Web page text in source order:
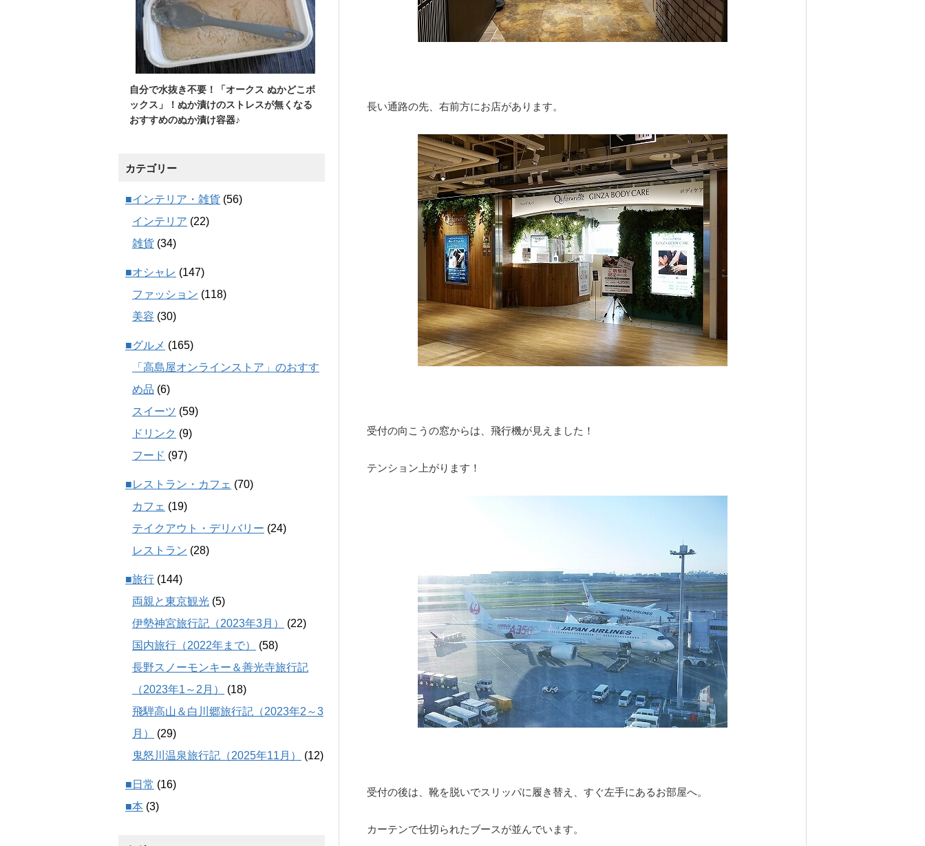
長い通路の先、右前方にお店があります。
受付の向こうの窓からは、飛行機が見えました！
テンション上がります！
受付の後は、靴を脱いでスリッパに履き替え、すぐ左手にあるお部屋へ。
カーテンで仕切られたブースが並んでいます。
自分で水抜き不要！「オークス ぬかどこボ
ックス」！ぬか漬けのストレスが無くなる
おすすめのぬか漬け容器♪
カテゴリー
■インテリア・雑貨 (56)
インテリア (22)
雑貨 (34)
■オシャレ (147)
ファッション (118)
美容 (30)
■グルメ (165)
「高島屋オンラインストア」のおすす
め品 (6)
スイーツ (59)
ドリンク (9)
フード (97)
■レストラン・カフェ (70)
カフェ (19)
テイクアウト・デリバリー (24)
レストラン (28)
■旅行 (144)
両親と東京観光 (5)
伊勢神宮旅行記（2023年3月）
(22)
国内旅行（2022年まで）
(58)
長野スノーモンキー＆善光寺旅行記
（2023年1～2月）
(18)
飛騨高山＆白川郷旅行記（2023年2～3
月）
(29)
鬼怒川温泉旅行記（2025年11月）
(12)
■日常 (16)
■本 (3)